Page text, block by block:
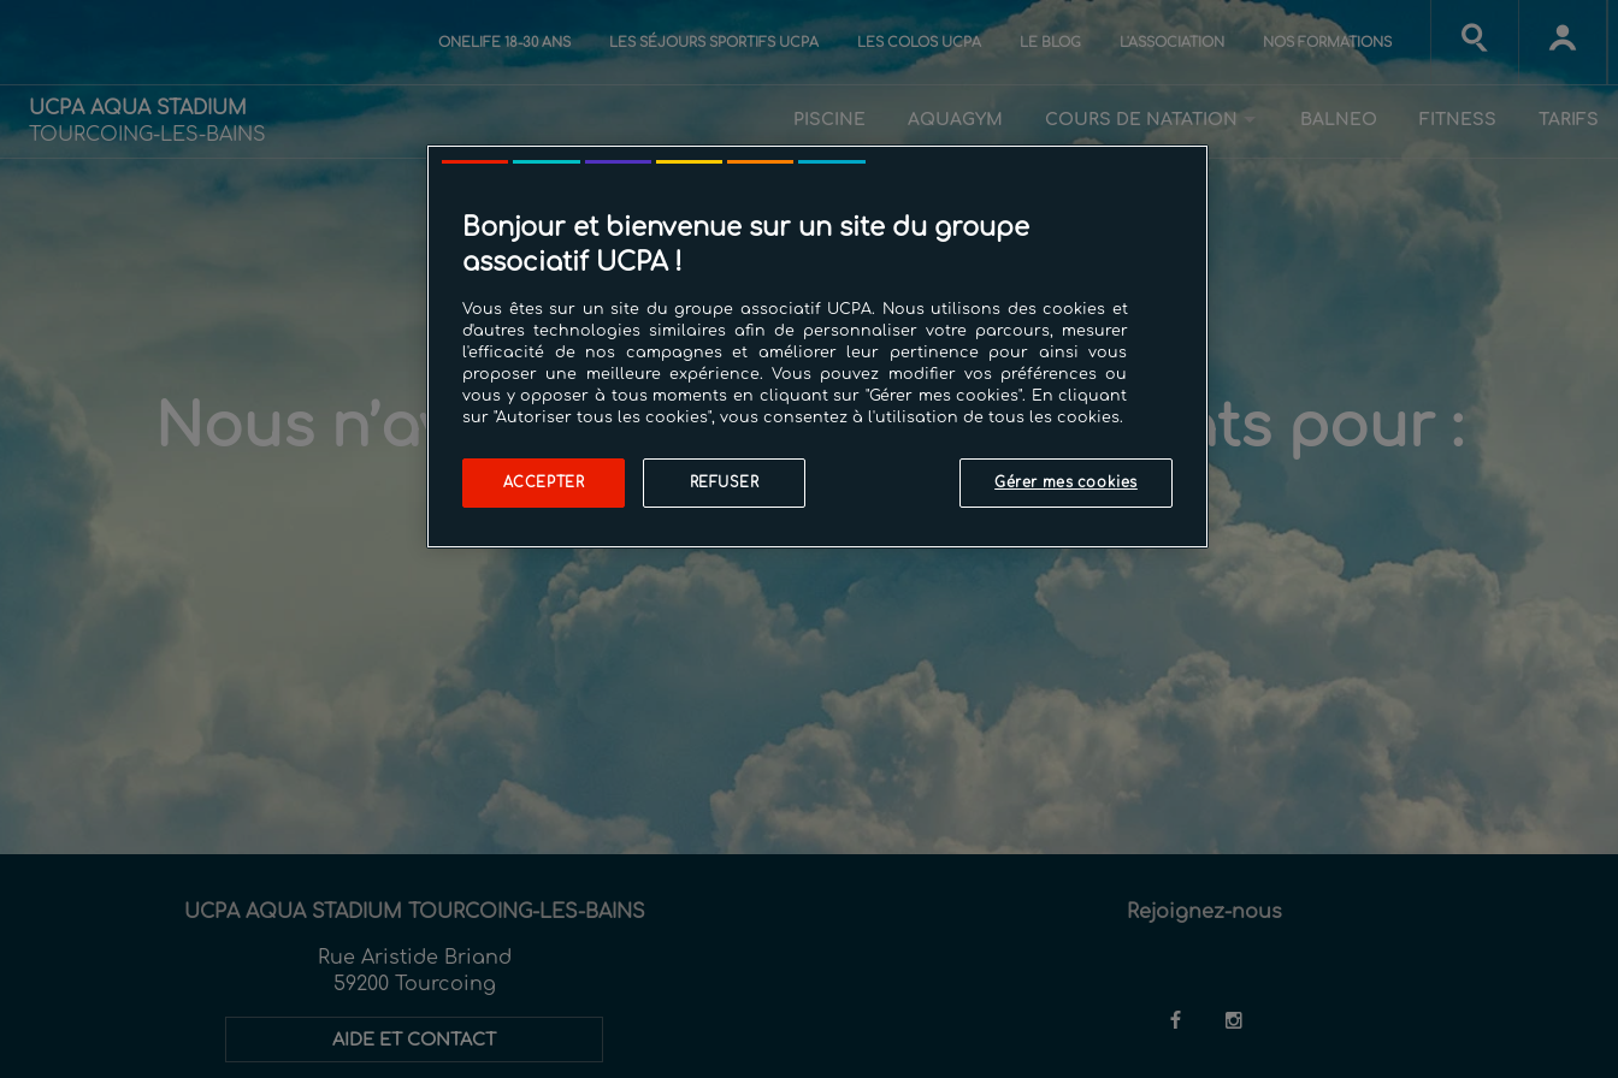
ONELIFE 18-30 ANS LES SÉJOURS SPORTIFS UCPA LES COLOS UCPA LE BLOG L'ASSOCIATION NOS FORMATIONS
UCPA AQUA STADIUM
TOURCOING-LES-BAINS
PISCINE AQUAGYM COURS DE NATATION BALNEO FITNESS TARIFS
Nous n’avons pas trouvé de résultats pour :
UCPA AQUA STADIUM TOURCOING-LES-BAINS
Rue Aristide Briand
59200 Tourcoing
AIDE ET CONTACT
Rejoignez-nous
Bonjour et bienvenue sur un site du groupe
associatif UCPA !
Vous êtes sur un site du groupe associatif UCPA. Nous utilisons des cookies et
d'autres technologies similaires afin de personnaliser votre parcours, mesurer
l'efficacité de nos campagnes et améliorer leur pertinence pour ainsi vous
proposer une meilleure expérience. Vous pouvez modifier vos préférences ou
vous y opposer à tous moments en cliquant sur "Gérer mes cookies". En cliquant
sur "Autoriser tous les cookies", vous consentez à l'utilisation de tous les cookies.
Gérer mes cookies
REFUSER
ACCEPTER